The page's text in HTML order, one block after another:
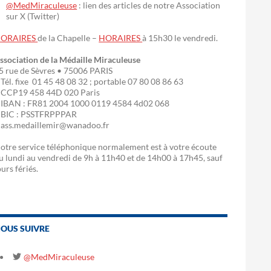
@MedMiraculeuse : lien des articles de notre Association
sur X (Twitter)
de la Chapelle – HORAIRESà 15h30 le vendredi.
de la Médaille Miraculeuse
rue de Sèvres • 75006 PARIS
fixe 01 45 48 08 32 ; portable 07 80 08 86 63
458 44D 020 Paris
: FR81 2004 1000 0119 4584 4d02 068
: PSSTFRPPPAR
service téléphonique normalement est à votre écoute
lundi au vendredi de 9h à 11h40 et de 14h00 à 17h45, sauf
fériés.
SUIVRE
@MedMiraculeuse